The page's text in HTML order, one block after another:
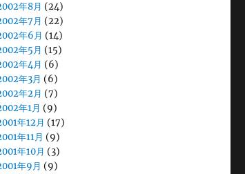
年8月 (24)
年7月 (22)
年6月 (14)
年5月 (15)
年4月 (6)
年3月 (6)
年2月 (7)
年1月 (9)
年12月 (17)
年11月 (9)
年10月 (3)
年9月 (9)